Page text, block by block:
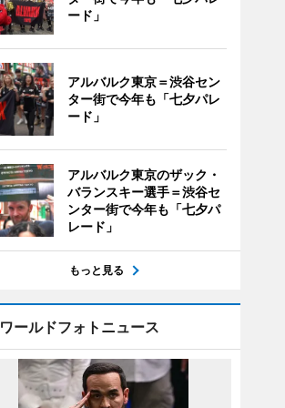
ード」
アルバルク東京＝渋谷セン
ター街で今年も「七夕パレ
ード」
アルバルク東京のザック・
バランスキー選手＝渋谷セ
ンター街で今年も「七夕パ
レード」
もっと見る
ワールドフォトニュース